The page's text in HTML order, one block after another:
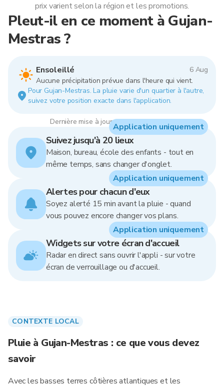
Pleut-il en ce moment à Gujan-
Mestras ?
Ensoleillé
6 Aug
Aucune précipitation prévue dans l'heure qui vient.
Pour Gujan-Mestras. La pluie varie d'un quartier à l'autre,
suivez votre position exacte dans l'application.
Dernière mise à jour : 13:00, 6 Aug 2026
prix varient selon la région et les promotions.
Suivez jusqu'à 20 lieux
Maison, bureau, école des enfants - tout en
même temps, sans changer d'onglet.
Application uniquement
Alertes pour chacun d'eux
Soyez alerté 15 min avant la pluie - quand
vous pouvez encore changer vos plans.
Application uniquement
Widgets sur votre écran d'accueil
Radar en direct sans ouvrir l'appli - sur votre
écran de verrouillage ou d'accueil.
Application uniquement
CONTEXTE LOCAL
Pluie à Gujan-Mestras : ce que vous devez
savoir
Avec les basses terres côtières atlantiques et les